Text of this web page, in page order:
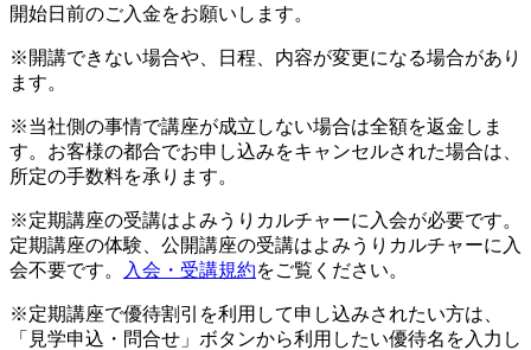
開始日前のご入金をお願いします。
※開講できない場合や、日程、内容が変更になる場合があり
ます。
※当社側の事情で講座が成立しない場合は全額を返金しま
す。お客様の都合でお申し込みをキャンセルされた場合は、
所定の手数料を承ります。
※定期講座の受講はよみうりカルチャーに入会が必要です。
定期講座の体験、公開講座の受講はよみうりカルチャーに入
会不要です。
入会・受講規約をご覧ください。
※定期講座で優待割引を利用して申し込みされたい方は、
「見学申込・問合せ」ボタンから利用したい優待名を入力し